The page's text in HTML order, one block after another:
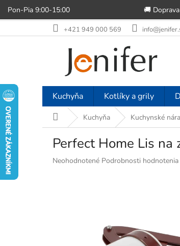
Pon-Pia 9:00-15:00 🚚
na
+421 949 000 569
Kuchyňa Kotlíky a grily
DomovKuchyňa Kuchynské
Perfect Home Lis
Priemerné
Neohodnotené Podrobnosti hodnotenia